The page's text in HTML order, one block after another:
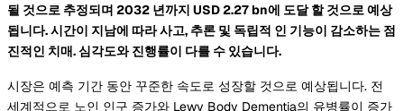
될 것으로 추정되며 2032 년까지 USD 2.27 bn에 도달 할 것으로 예상
됩니다. 시간이 지남에 따라 사고, 추론 및 독립적 인 기능이 감소하는 점
진적인 치매. 심각도와 진행률이 다를 수 있습니다.
시장은 예측 기간 동안 꾸준한 속도로 성장할 것으로 예상됩니다. 전
세계적으로 노인 인구 증가와 Lewy Body Dementia의 유병률이 증가